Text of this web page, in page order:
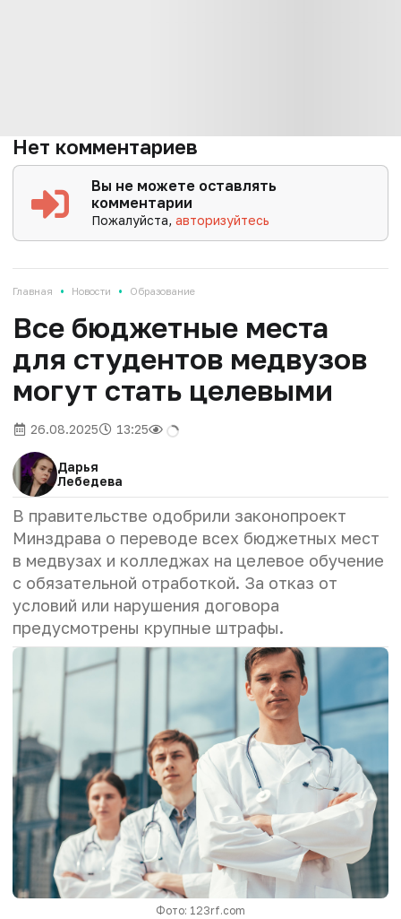
Нет комментариев
Вы не можете оставлять
комментарии
Пожалуйста,авторизуйтесь
Главная • Новости • Образование
Все бюджетные места
для студентов медвузов
могут стать целевыми
26.08.2025 13:25
Дарья
Лебедева
В правительстве одобрили законопроект
Минздрава о переводе всех бюджетных мест
в медвузах и колледжах на целевое обучение
с обязательной отработкой. За отказ от
условий или нарушения договора
предусмотрены крупные штрафы.
Фото: 123rf.com